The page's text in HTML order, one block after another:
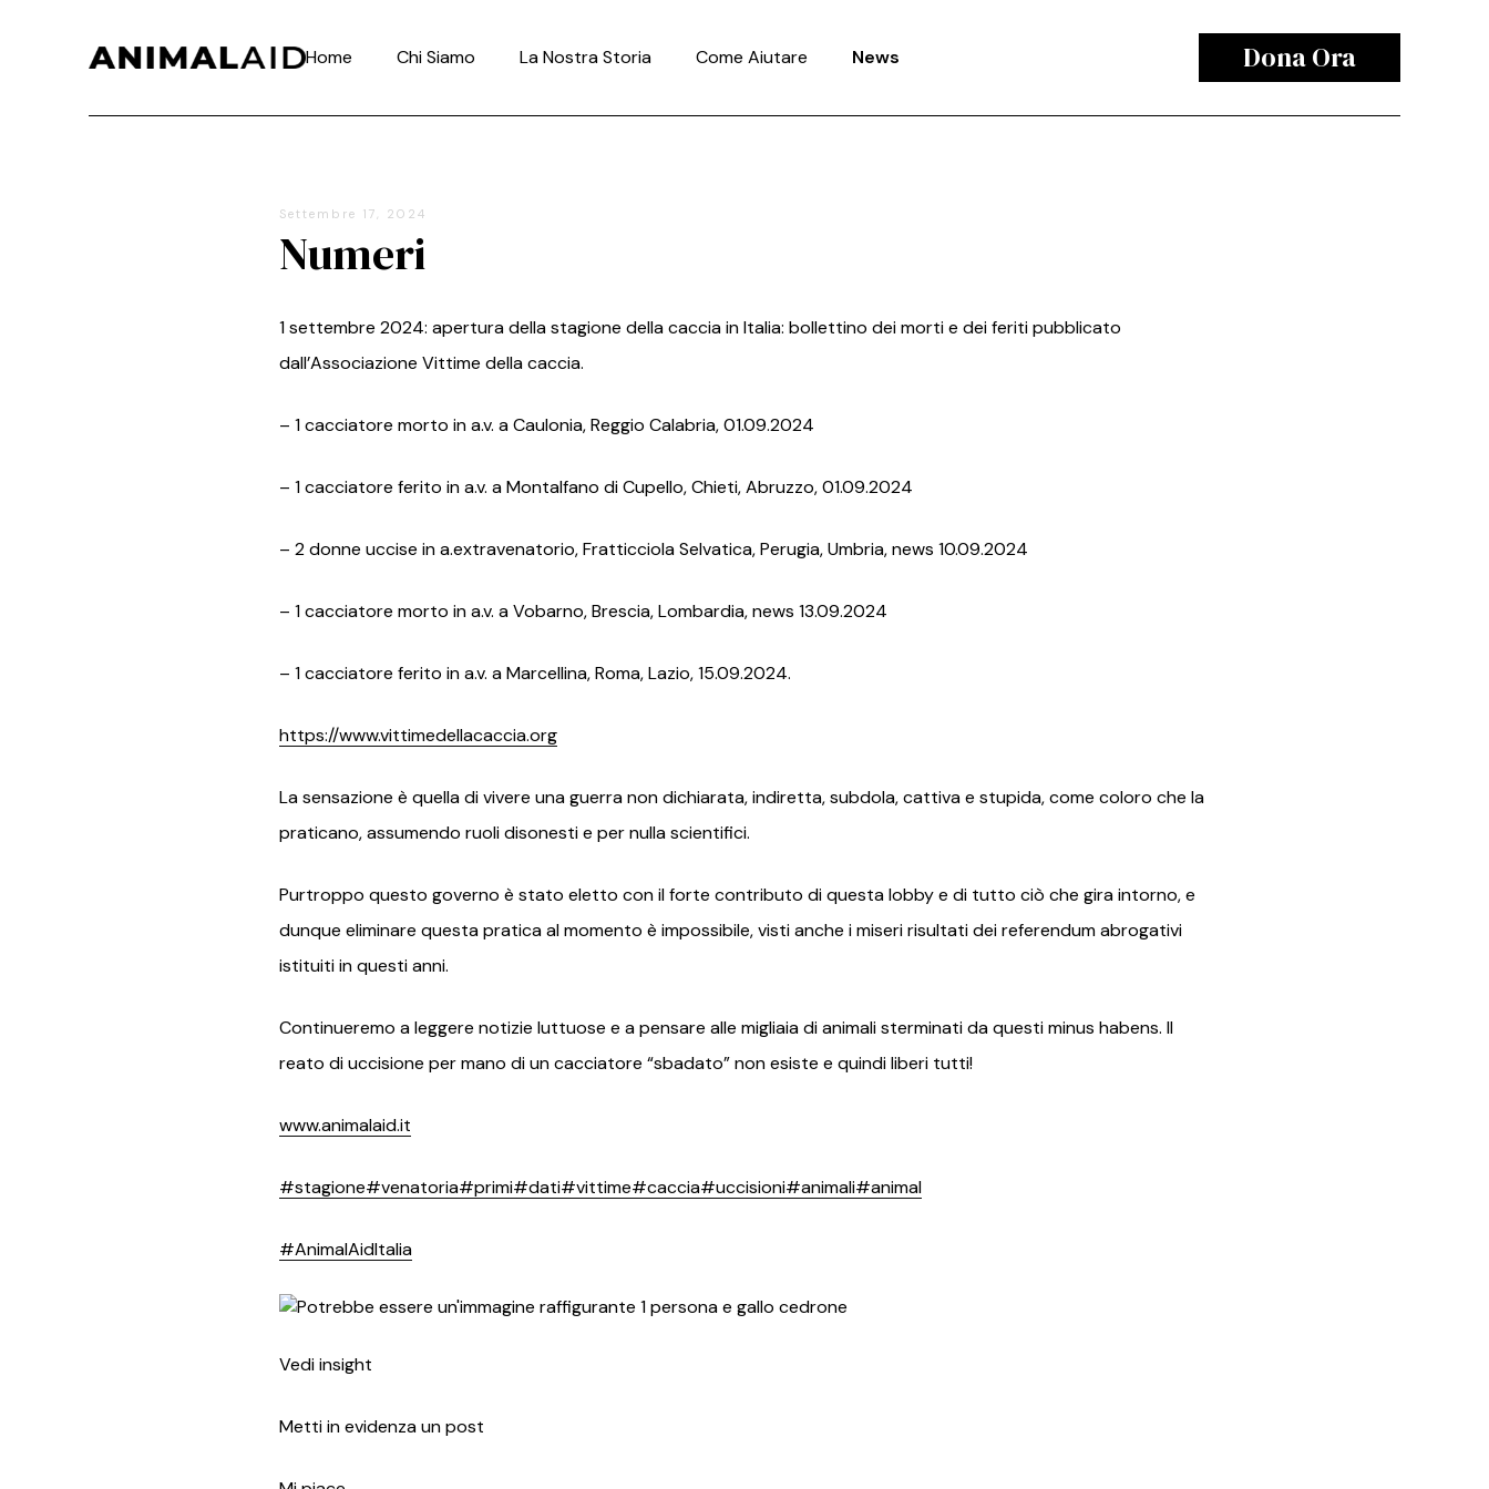
Home Chi Siamo La Nostra Storia Come Aiutare News Dona Ora
Settembre 17, 2024
Numeri
1 settembre 2024: apertura della stagione della caccia in Italia: bollettino dei morti e dei feriti pubblicato
dall’Associazione Vittime della caccia.
– 1 cacciatore morto in a.v. a Caulonia, Reggio Calabria, 01.09.2024
– 1 cacciatore ferito in a.v. a Montalfano di Cupello, Chieti, Abruzzo, 01.09.2024
– 2 donne uccise in a.extravenatorio, Fratticciola Selvatica, Perugia, Umbria, news 10.09.2024
– 1cacciatore morto in a.v. a Vobarno, Brescia, Lombardia, news 13.09.2024
– 1 cacciatore ferito in a.v. a Marcellina, Roma, Lazio, 15.09.2024.
https://www.vittimedellacaccia.org
La sensazione è quella di vivere una guerra non dichiarata, indiretta, subdola, cattiva e stupida, come coloro che la
praticano, assumendo ruoli disonesti e per nulla scientifici.
Purtroppo questo governo è stato eletto con il forte contributo di questa lobby e di tutto ciò che gira intorno, e
dunque eliminare questa pratica al momento è impossibile, visti anche i miseri risultati dei referendum abrogativi
istituiti in questi anni.
Continueremo a leggere notizie luttuose e a pensare alle migliaia di animali sterminati da questi minus habens. Il
reato di uccisione per mano di un cacciatore “sbadato” non esiste e quindi liberi tutti!
www.animalaid.it
#stagione#venatoria#primi#dati#vittime#caccia#uccisioni#animali#animal
#AnimalAidItalia
Vedi insight
Metti in evidenza un post